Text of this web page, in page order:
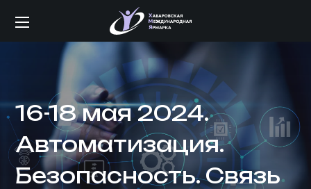
16-18 мая 2024.
Автоматизация.
Безопасность. Связь